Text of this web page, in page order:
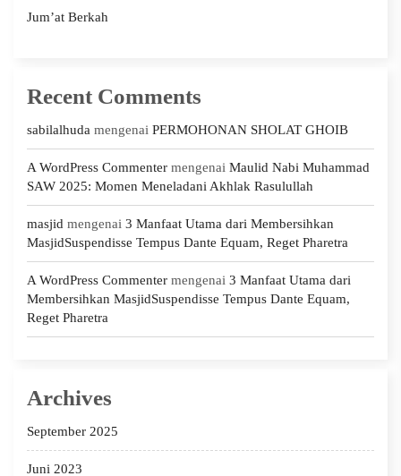
Jum’at Berkah
Recent Comments
sabilalhuda mengenai PERMOHONAN SHOLAT GHOIB
A WordPress Commenter mengenai Maulid Nabi Muhammad
SAW 2025: Momen Meneladani Akhlak Rasulullah
masjid mengenai 3 Manfaat Utama dari Membersihkan
MasjidSuspendisse Tempus Dante Equam, Reget Pharetra
A WordPress Commenter mengenai 3 Manfaat Utama dari
Membersihkan MasjidSuspendisse Tempus Dante Equam,
Reget Pharetra
Archives
September 2025
Juni 2023